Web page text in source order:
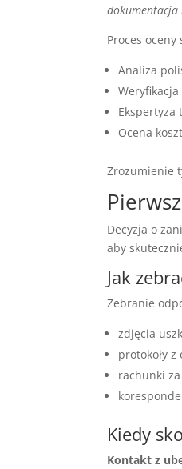
dokumentacja
Proces
Analiza
Weryfikacja
Ekspertyza
Ocena
Zrozumienie
Decyzja o
aby
Jak
Zebranie
zdjęcia
protokoły z
rachunki
Kiedy
Kontakt z